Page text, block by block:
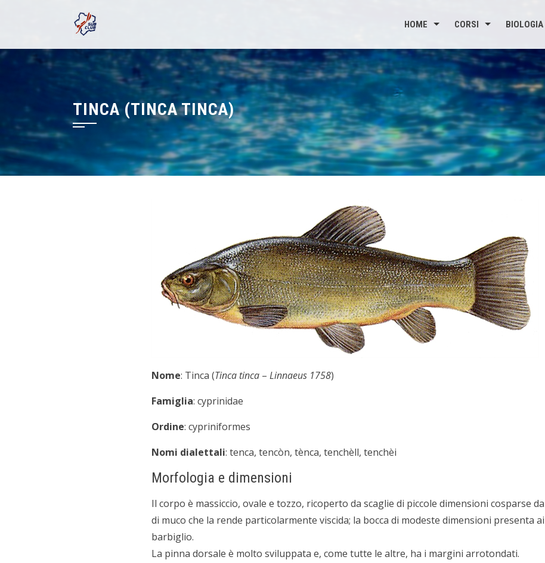
HOME CORSI BIOLOGIA
TINCA (TINCA TINCA)
Nome: Tinca (Tinca tinca – Linnaeus 1758)
Famiglia: cyprinidae
Ordine: cypriniformes
Nomi dialettali: tenca, tencòn, tènca, tenchèll, tenchèi
Morfologia e dimensioni
Il corpo è massiccio, ovale e tozzo, ricoperto da scaglie di piccole dimensioni cosparse
di muco che la rende particolarmente viscida; la bocca di modeste dimensioni presenta
barbiglio.
La pinna dorsale è molto sviluppata e, come tutte le altre, ha i margini arrotondati.